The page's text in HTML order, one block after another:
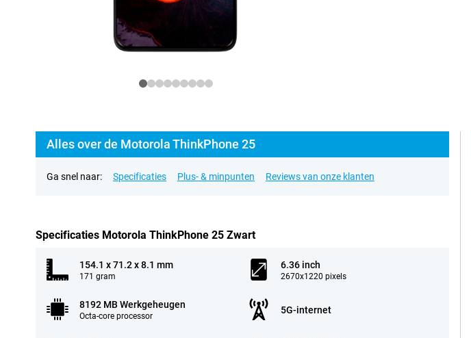
Alles over de Motorola ThinkPhone 25
Ga snel naar: Specificaties Plus- & minpunten Reviews van onze klanten
Specificaties Motorola ThinkPhone 25 Zwart
154.1 x 71.2 x 8.1 mm
171 gram
6.36 inch
2670x1220 pixels
8192 MB Werkgeheugen
Octa-core processor
5G-internet